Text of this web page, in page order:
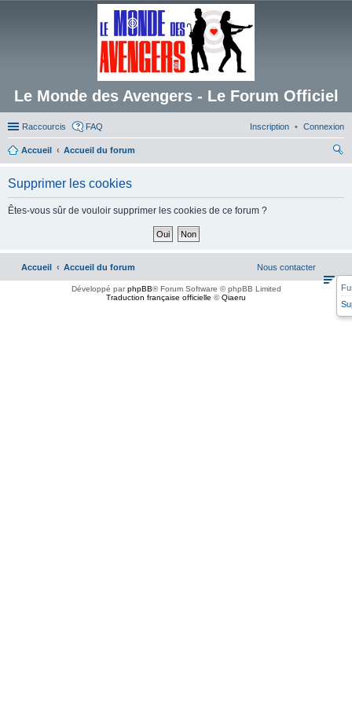
Le Monde des Avengers - Le Forum Officiel
Raccourcis FAQ Connexion
Inscription
Accueil
Accueil du forum
Supprimer les cookies
Êtes-vous sûr de vouloir supprimer les cookies de ce forum ?
Accueil Accueil du forum Nous contacter
Développé parphpBB® Forum Software © phpBB Limited
Traduction française officielle ©Qiaeru